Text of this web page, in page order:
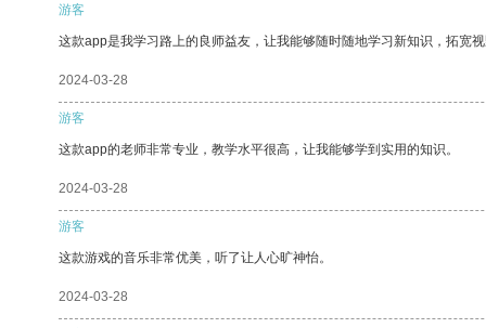
游客
这款app是我学习路上的良师益友，让我能够随时随地学习新知识，拓宽
2024-03-28
游客
这款app的老师非常专业，教学水平很高，让我能够学到实用的知识。
2024-03-28
游客
这款游戏的音乐非常优美，听了让人心旷神怡。
2024-03-28